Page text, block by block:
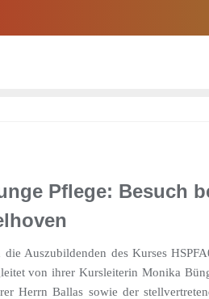
Pflege: Besuch
Auszubildenden des Kurses
von ihrer Kursleiterin Monika
Herrn Ballas sowie der